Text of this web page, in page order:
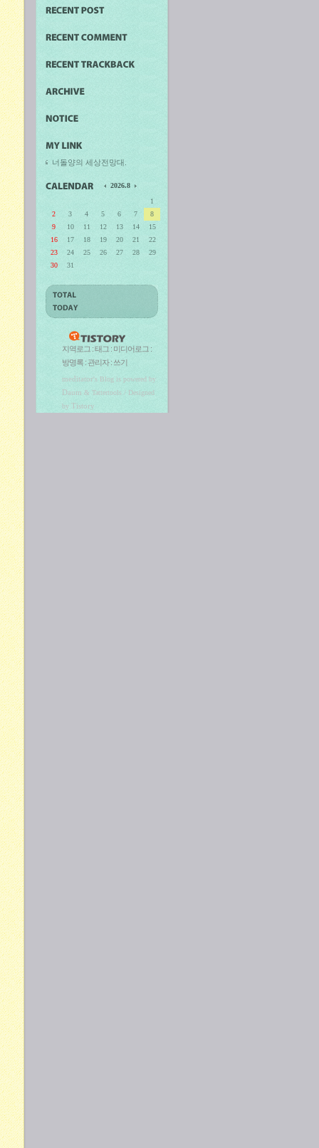
너돌양의 세상전망대.
2026.8
1
2
3 4 5 6 7
8
9
10 11 12 13 14
15
16
17 18 19 20 21
22
23
24 25 26 27 28
29
30
31
지역로그 :태그 : 미디어로그 :
방명록 :관리자: 쓰기
meditator's Blog is powered by
Daum & Tattertools / Designed
by Tistory